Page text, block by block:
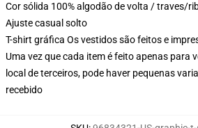
Cor sólida 100% algodão de volta / traves/
Ajuste casual solto
T-shirt gráfica Os vestidos são feitos e
Uma vez que cada item é feito apenas para
local de terceiros, pode haver pequenas
recebido